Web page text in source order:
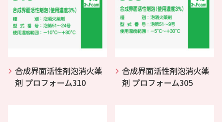
合成界面活性剤泡消火薬
剤 プロフォーム310
合成界面活性剤泡消火薬
剤 プロフォーム305